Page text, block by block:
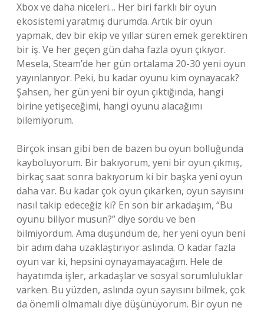
Xbox ve daha niceleri… Her biri farklı bir oyun
ekosistemi yaratmış durumda. Artık bir oyun
yapmak, dev bir ekip ve yıllar süren emek gerektiren
bir iş. Ve her geçen gün daha fazla oyun çıkıyor.
Mesela, Steam’de her gün ortalama 20-30 yeni oyun
yayınlanıyor. Peki, bu kadar oyunu kim oynayacak?
Şahsen, her gün yeni bir oyun çıktığında, hangi
birine yetişeceğimi, hangi oyunu alacağımı
bilemiyorum.
Birçok insan gibi ben de bazen bu oyun bolluğunda
kayboluyorum. Bir bakıyorum, yeni bir oyun çıkmış,
birkaç saat sonra bakıyorum ki bir başka yeni oyun
daha var. Bu kadar çok oyun çıkarken, oyun sayısını
nasıl takip edeceğiz ki? En son bir arkadaşım, “Bu
oyunu biliyor musun?” diye sordu ve ben
bilmiyordum. Ama düşündüm de, her yeni oyun beni
bir adım daha uzaklaştırıyor aslında. O kadar fazla
oyun var ki, hepsini oynayamayacağım. Hele de
hayatımda işler, arkadaşlar ve sosyal sorumluluklar
varken. Bu yüzden, aslında oyun sayısını bilmek, çok
da önemli olmamalı diye düşünüyorum. Bir oyun ne